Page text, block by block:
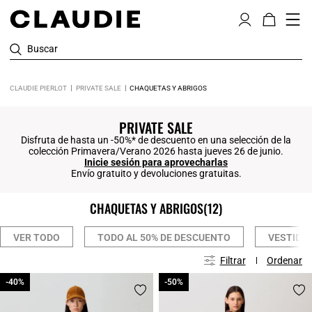
Buscar
CLAUDIE PIERLOT PRIVATE SALE CHAQUETAS Y ABRIGOS
PRIVATE SALE
Disfruta de hasta un -50%* de descuento en una selección de la
colección Primavera/Verano 2026 hasta jueves 26 de junio.
Inicie sesión para aprovecharlas
Envío gratuito y devoluciones gratuitas.
CHAQUETAS Y ABRIGOS(12)
VER TODO TODO AL 50% DE DESCUENTO
Filtrar Ordenar
-40%
-40% -50%
-50%